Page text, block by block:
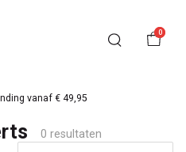
0
vanaf € 49,95
0 resultaten